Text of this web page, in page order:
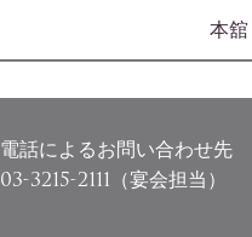
本
電話によるお問い合わせ先
03-3215-2111 （宴会担当）